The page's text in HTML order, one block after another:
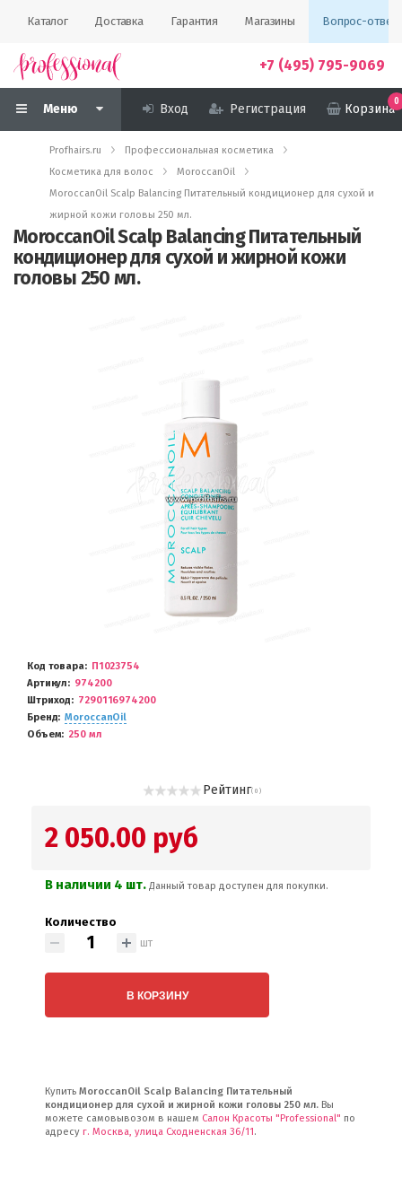
Каталог Доставка Гарантия Магазины Вопрос-ответ
+7 (495) 795-9069
Меню Вход Регистрация Корзина
0
Profhairs.ru
Профессиональная косметика
Косметика для волос
MoroccanOil
MoroccanOil Scalp Balancing Питательный кондиционер для сухой и
жирной кожи головы 250 мл.
MoroccanOil Scalp Balancing Питательный
кондиционер для сухой и жирной кожи
головы 250 мл.
Код товара
П1023754
Артикул
974200
Штриход
7290116974200
Бренд
MoroccanOil
Объем
250 мл
Рейтинг( 0 )
2 050.00 руб
В наличии 4 шт. Данный товар доступен для покупки.
Количество
шт
В КОРЗИНУ
Купить MoroccanOil Scalp Balancing Питательный
кондиционер для сухой и жирной кожи головы 250 мл. Вы
можете самовывозом в нашем Салон Красоты "Professional" по
адресу г. Москва, улица Сходненская 36/11.